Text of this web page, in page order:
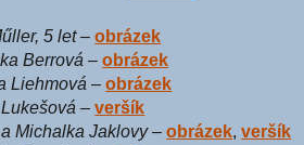
5 let–obrázek
Berrová –obrázek
Liehmová –obrázek
–veršík
Michalka Jaklovy–obrázek,veršík